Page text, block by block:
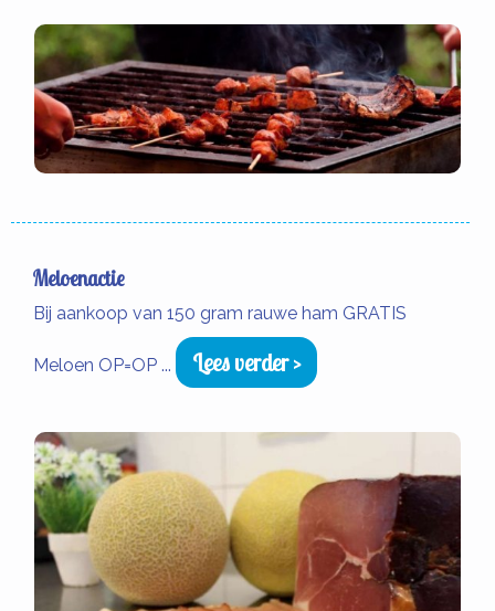
Meloenactie
Bij aankoop van 150 gram rauwe ham GRATIS
Meloen OP=OP ... Lees verder >